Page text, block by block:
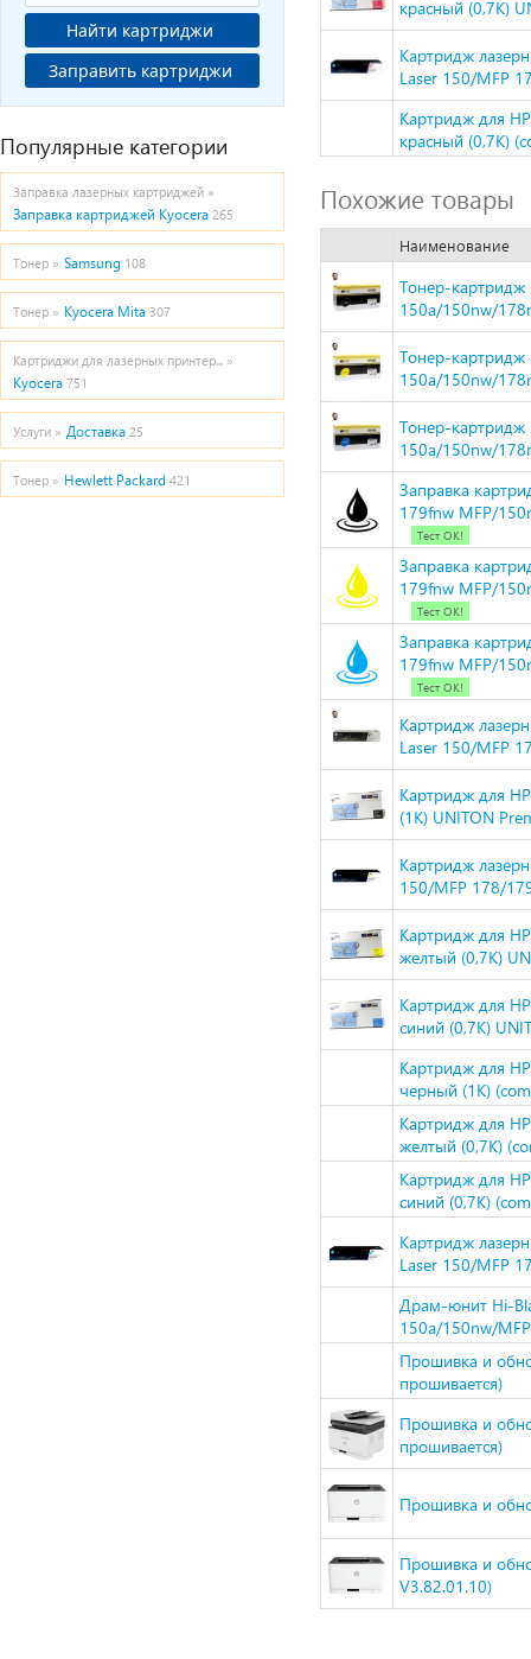
Найти картриджи
Заправить картриджи
Популярные категории
Заправка лазерных картриджей »
Заправка картриджей Kyocera 265
Тонер » Samsung 108
Тонер » Kyocera Mita 307
Картриджи для лазерных принтер... »
Kyocera 751
Услуги » Доставка 25
Тонер » Hewlett Packard 421
красный (0,7К)
Картридж
Laser 150/MFP
Картридж для
красный (0,7К)
Похожие товары
Наименование
Тонер-картридж
150a/150nw/
Тонер-картридж
150a/150nw/
Тонер-картридж
150a/150nw/
Заправка
179fnw MFP/
Тест ОК!
Заправка
179fnw MFP/
Тест ОК!
Заправка
179fnw MFP/
Тест ОК!
Картридж
Laser 150/MFP
Картридж для
(1К) UNITON
Картридж
150/MFP 178/
Картридж для
желтый (0,7К)
Картридж для
синий (0,7К)
Картридж для
черный (1К)
Картридж для
желтый (0,7К)
Картридж для
синий (0,7К)
Картридж
Laser 150/MFP
Драм-юнит Hi-
150a/150nw/
Прошивка и
прошивается)
Прошивка и
прошивается)
Прошивка и
Прошивка и
V3.82.01.10)